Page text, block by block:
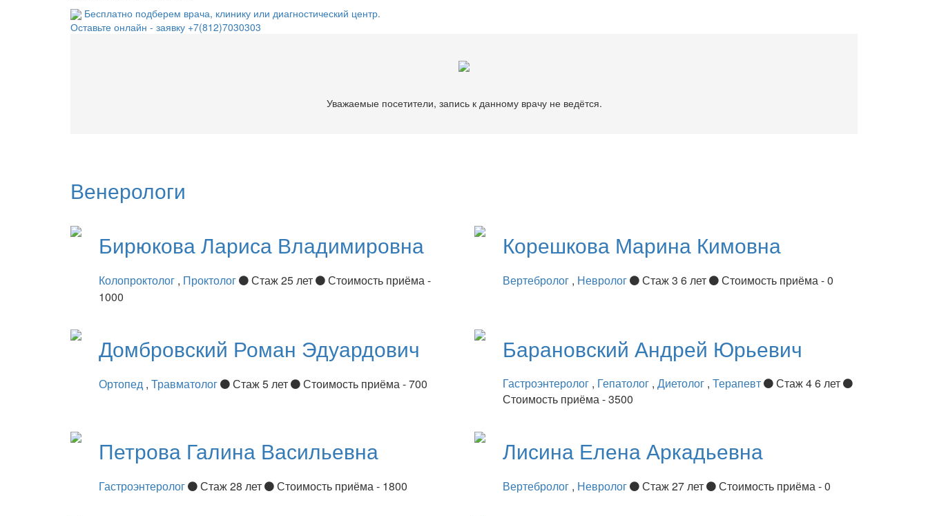
Бесплатно подберем врача, клинику или диагностический центр.
Оставьте онлайн - заявку +7(812)7030303
Уважаемые посетители, запись к данному врачу не ведётся.
Венерологи
БирюковаЛариса Владимировна
Колопроктолог , Проктолог Стаж 25 лет
Стоимость приёма -
1000
Корешкова Марина Кимовна
Вертебролог , Невролог Стаж 3 6 лет Стоимость приёма - 0
Домбровский Роман Эдуардович
Ортопед , Травматолог Стаж 5 лет Стоимость приёма - 700
Барановский Андрей Юрьевич
Гастроэнтеролог , Гепатолог , Диетолог , Терапевт
Стаж 4 6 лет
Стоимость приёма - 3500
Петрова Галина Васильевна
Гастроэнтеролог Стаж 28 лет Стоимость приёма - 1800
Лисина Елена Аркадьевна
Вертебролог , Невролог Стаж 27 лет Стоимость приёма - 0